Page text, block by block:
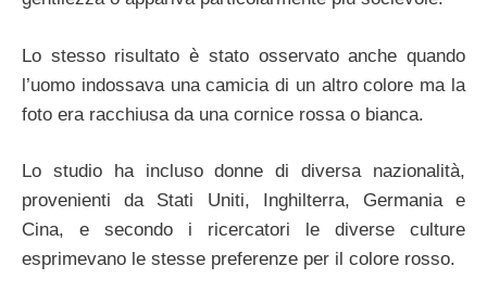
Lo stesso risultato è stato osservato anche quando
l’uomo indossava una camicia di un altro colore ma la
foto era racchiusa da una cornice rossa o bianca.
Lo studio ha incluso donne di diversa nazionalità,
provenienti da Stati Uniti, Inghilterra, Germania e
Cina, e secondo i ricercatori le diverse culture
esprimevano le stesse preferenze per il colore rosso.